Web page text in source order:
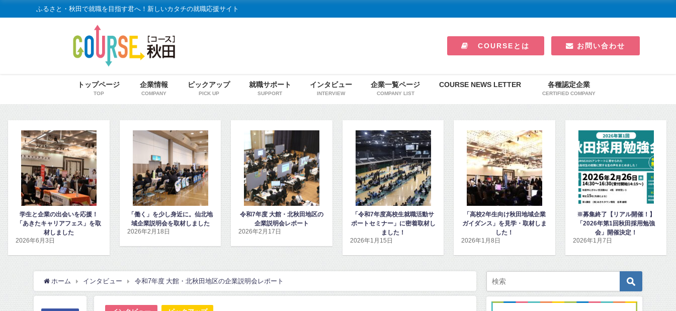
ふるさと・秋田で就職を目指す君へ！新しいカタチの就職応援サイト
COURSEとは お問い合わせ
トップページ
TOP
企業情報
COMPANY
ピックアップ
PICK UP
就職サポート
SUPPORT
インタビュー
INTERVIEW
企業一覧ページ
COMPANY LIST
COURSE NEWS LETTER 各種認定企業
CERTIFIED COMPANY
「働く」を少し身近に。仙北地
域企業説明会を取材しました
2026年2月18日
令和7年度 大館・北秋田地区の
企業説明会レポート
2026年2月17日
「令和7年度高校生就職活動サ
ポートセミナー」に密着取材し
ました！
「高校2年生向け秋田地域企業
ガイダンス」を見学・取材しま
した！
2026年1月8日
※募集終了【リアル開催！】
「2026年第1回秋田採用勉強
会」開催決定！
2026年1月7日
五城目第一中のエコキャップ活
動に、東電化工業が秋田ノーザ
ンハピネッツ観戦チケットを寄
2025年12月15日
ホーム インタビュー 令和7年度 大館・北秋田地区の企業説明会レポート